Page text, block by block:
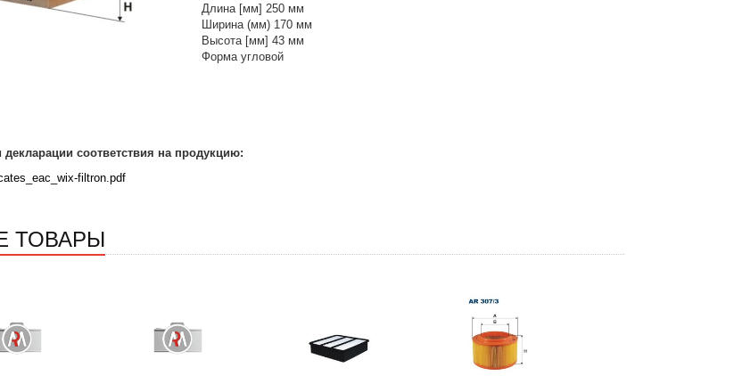
Длина [мм] 250 мм
Ширина (мм) 170 мм
Высота [мм] 43 мм
Форма угловой
соответствия на продукцию:
filtron.pdf
ТОВАРЫ